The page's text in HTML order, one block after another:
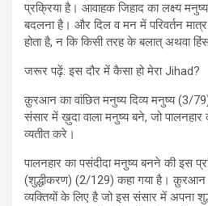
प्रक्रिया है। आवाहक जिहाद का लक्ष्य
बदलना है। और दिल व मन में परिवर्तन मात्र
होता है, न कि किसी तरह के बलात् अथवा
जरूर पढ़ें: इस दौर में कैसा हो मेरा Jihad?
क़ुरआन का वांछित मनुष्य दिव्य मनुष्य (3/
संसार में ख़ुदा वाला मनुष्य बने, जो
व्यतीत करे।
पालनहार का पसंदीदा मनुष्य बनने की इस
(शुद्धीकरण) (2/129) कहा गया है।
व्यक्तियों के लिए है जो इस संसार में अपना